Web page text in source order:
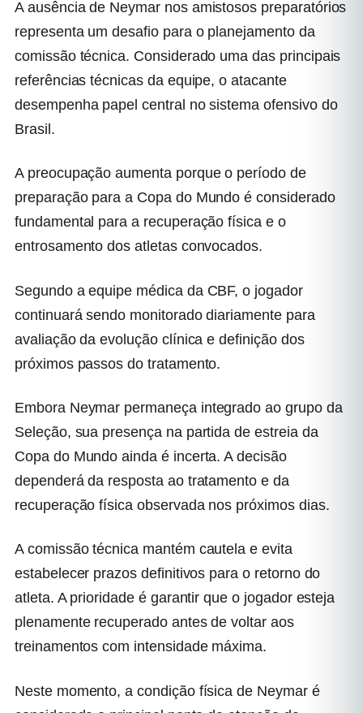
A ausência de Neymar nos amistosos preparatórios
representa um desafio para o planejamento da
comissão técnica. Considerado uma das principais
referências técnicas da equipe, o atacante
desempenha papel central no sistema ofensivo do
Brasil.
A preocupação aumenta porque o período de
preparação para a Copa do Mundo é considerado
fundamental para a recuperação física e o
entrosamento dos atletas convocados.
Segundo a equipe médica da CBF, o jogador
continuará sendo monitorado diariamente para
avaliação da evolução clínica e definição dos
próximos passos do tratamento.
Embora Neymar permaneça integrado ao grupo da
Seleção, sua presença na partida de estreia da
Copa do Mundo ainda é incerta. A decisão
dependerá da resposta ao tratamento e da
recuperação física observada nos próximos dias.
A comissão técnica mantém cautela e evita
estabelecer prazos definitivos para o retorno do
atleta. A prioridade é garantir que o jogador esteja
plenamente recuperado antes de voltar aos
treinamentos com intensidade máxima.
Neste momento, a condição física de Neymar é